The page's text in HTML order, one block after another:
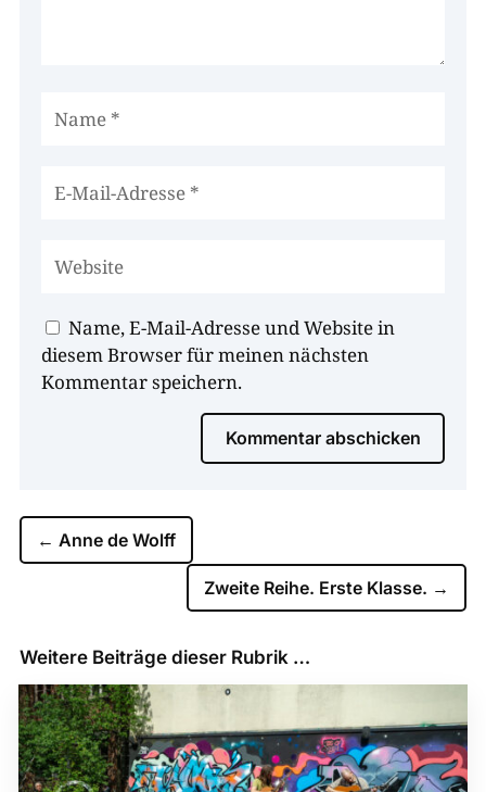
Name, E-Mail-Adresse und Website in
diesem Browser für meinen nächsten
Kommentar speichern.
Kommentar abschicken
← Anne de Wolff
Zweite Reihe. Erste Klasse. →
Weitere Beiträge dieser Rubrik …